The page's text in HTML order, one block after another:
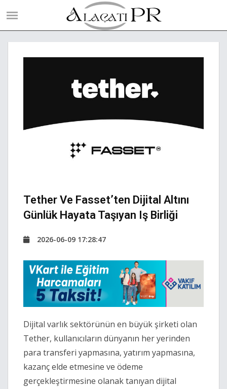
Tether Ve Fasset’ten Dijital Altını
Günlük Hayata Taşıyan Iş Birliği
2026-06-09 17:28:47
Dijital varlık sektörünün en büyük şirketi olan
Tether, kullanıcıların dünyanın her yerinden
para transferi yapmasına, yatırım yapmasına,
kazanç elde etmesine ve ödeme
gerçekleştirmesine olanak tanıyan dijital